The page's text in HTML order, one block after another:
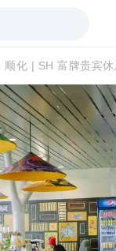
顺化 | SH 富牌贵宾